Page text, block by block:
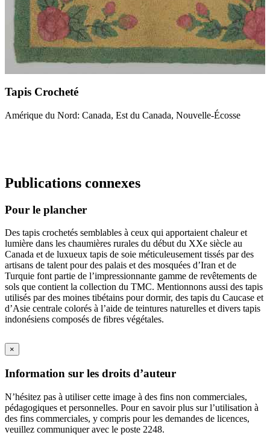
Tapis Crocheté
Amérique du Nord: Canada, Est du Canada, Nouvelle-Écosse
Publications connexes
Pour le plancher
Des tapis crochetés semblables à ceux qui apportaient chaleur et
lumière dans les chaumières rurales du début du XXe siècle au
Canada et de luxueux tapis de soie méticuleusement tissés par des
artisans de talent pour des palais et des mosquées d’Iran et de
Turquie font partie de l’impressionnante gamme de revêtements de
sols que contient la collection du TMC. Mentionnons aussi des tapis
utilisés par des moines tibétains pour dormir, des tapis du Caucase et
d’Asie centrale colorés à l’aide de teintures naturelles et divers tapis
indonésiens composés de fibres végétales.
×
Information sur les droits d’auteur
N’hésitez pas à utiliser cette image à des fins non commerciales,
pédagogiques et personnelles. Pour en savoir plus sur l’utilisation à
des fins commerciales, y compris pour les demandes de licences,
veuillez communiquer avec le poste 2248.